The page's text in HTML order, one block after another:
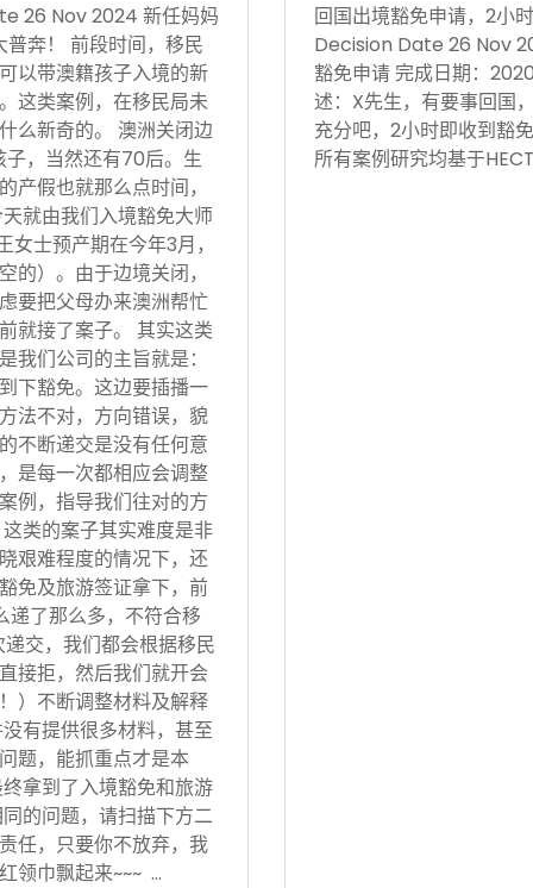
26 Nov 2024 新任妈妈
奔！ 前段时间，移民
以带澳籍孩子入境的新
这类案例，在移民局未
么新奇的。 澳洲关闭边
，当然还有70后。生
产假也就那么点时间，
就由我们入境豁免大师
士预产期在今年3月，
的）。由于边境关闭，
要把父母办来澳洲帮忙
就接了案子。 其实这类
我们公司的主旨就是：
下豁免。这边要插播一
法不对，方向错误，貌
不断递交是没有任何意
是每一次都相应会调整
例，指导我们往对的方
类的案子其实难度是非
艰难程度的情况下，还
免及旅游签证拿下，前
递了那么多，不符合移
交，我们都会根据移民
接拒，然后我们就开会
）不断调整材料及解释
有提供很多材料，甚至
题，能抓重点才是本
拿到了入境豁免和旅游
的问题，请扫描下方二
任，只要你不放弃，我
领巾飘起来~~~ …
回国出境豁免申请，2小
Decision Date 26 Nov
豁免申请 完成日期：
述：X先生，有要事回国
充分吧，2小时即收到豁
所有案例研究均基于